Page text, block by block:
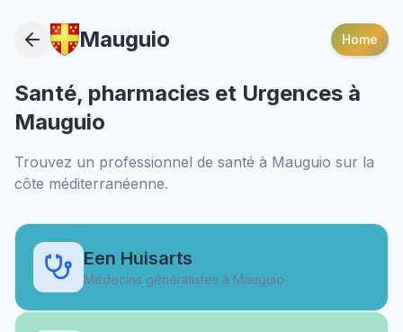
Mauguio Home
Santé, pharmacies et Urgences à
Mauguio
Trouvez un professionnel de santé à Mauguio sur la
côte méditerranéenne.
Een Huisarts
Médecins généralistes à Mauguio